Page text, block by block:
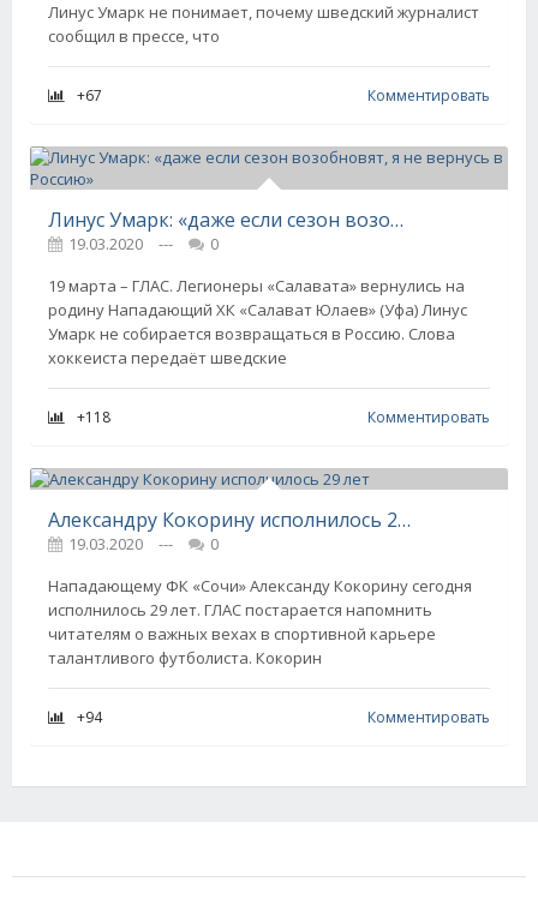
Линус Умарк не понимает, почему шведский журналист
сообщил в прессе, что
+67 Комментировать
Линус Умарк: «даже если сезон возобновят, я не вернусь в Россию»
19.03.2020 ---
0
19 марта – ГЛАС. Легионеры «Салавата» вернулись на
родину Нападающий ХК «Салават Юлаев» (Уфа) Линус
Умарк не собирается возвращаться в Россию. Слова
хоккеиста передаёт шведские
+118 Комментировать
Александру Кокорину исполнилось 29 лет
19.03.2020 ---
0
Нападающему ФК «Сочи» Александу Кокорину сегодня
исполнилось 29 лет. ГЛАС постарается напомнить
читателям о важных вехах в спортивной карьере
талантливого футболиста. Кокорин
+94 Комментировать